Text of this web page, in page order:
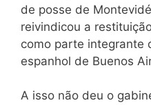
de posse de
reivindicou a
como parte integrante
espanhol de Buenos
A isso não deu o